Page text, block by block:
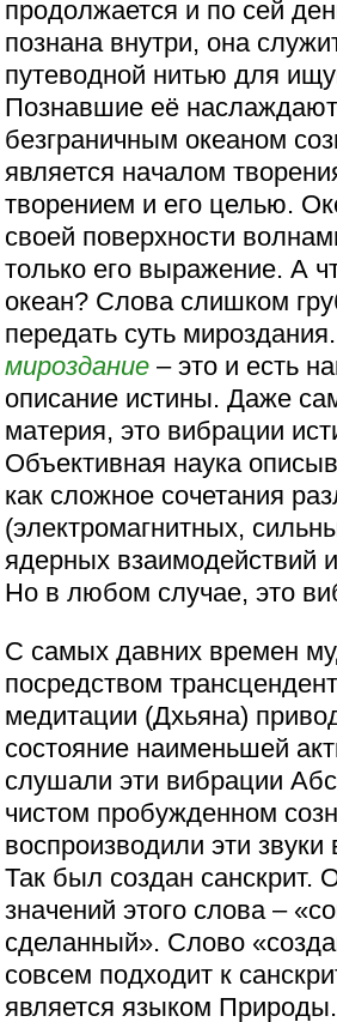
продолжается и по сей
познана внутри, она
путеводной нитью для
Познавшие её
безграничным океаном
является началом
творением и его целью.
своей поверхности
только его выражение. А
океан? Слова слишком
передать суть
мироздание – это и есть
описание истины. Даже
материя, это вибрации
Объективная наука
как сложное сочетания
(электромагнитных,
ядерных взаимодействий
Но в любом случае, это
С самых давних времен
посредством
медитации (Дхьяна)
состояние наименьшей
слушали эти вибрации
чистом пробужденном
воспроизводили эти звуки
Так был создан санскрит.
значений этого слова –
сделанный». Слово
совсем подходит к
является языком